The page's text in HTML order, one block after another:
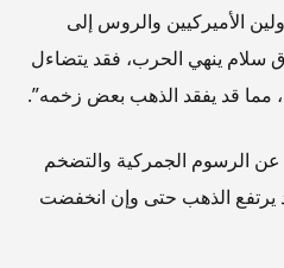
الأميركيين والروس إلى
سلام ينهي الحرب، فقد يتضاءل
مما قد يفقد الذهب بعض زخمه”.
الرسوم الجمركية والتضخم
يرتفع الذهب حتى وإن انخفضت